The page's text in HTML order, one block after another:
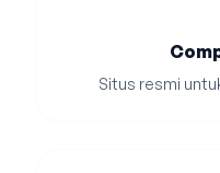
Situs resmi